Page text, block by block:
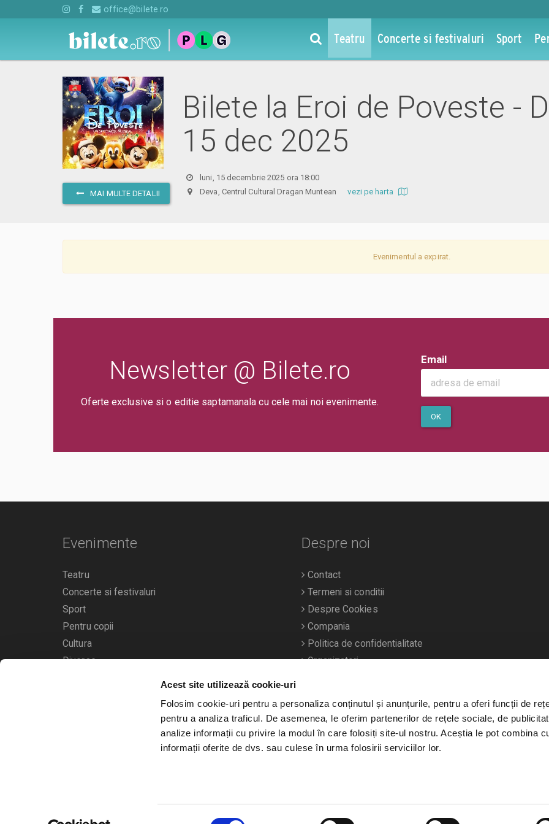
Acest site utilizează cookie-uri
Folosim cookie-uri pentru a personaliza conținutul și anunțurile, pentru a oferi funcții de
pentru a analiza traficul. De asemenea, le oferim partenerilor de rețele sociale, de
analize informații cu privire la modul în care folosiți site-ul nostru. Aceștia le pot combina
informații oferite de dvs. sau culese în urma folosirii serviciilor lor.
office@bilete.ro
Teatru Concerte si festivaluri Sport
MAI MULTE DETALII
Bilete la Eroi de Poveste -
15 dec 2025
luni, 15 decembrie 2025 ora 18:00
Deva, Centrul Cultural Dragan Munteanvezi pe harta
Evenimentul a expirat.
Newsletter @ Bilete.ro
Oferte exclusive si o editie saptamanala cu cele mai noi evenimente.
Email
OK
Evenimente
Teatru
Concerte si festivaluri
Sport
Pentru copii
Cultura
Diverse
Calendarul evenimentelor
Despre noi
Contact
Termeni si conditii
Despre Cookies
Compania
Politica de confidentialitate
Organizatori
Bilete.ro